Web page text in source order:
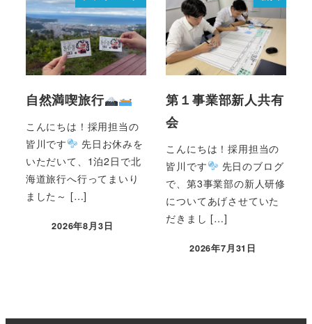
自然満喫旅行
こんにちは！採用担当の
皆川です
先日お休みを
いただいて、1泊2日で北
海道旅行へ行ってまいり
ました～ […]
2026年8月3日
第１事業部新人共有
会
こんにちは！採用担当の
皆川です
先日のブログ
で、第3事業部の新人研修
についてあげさせていた
だきまし […]
2026年7月31日